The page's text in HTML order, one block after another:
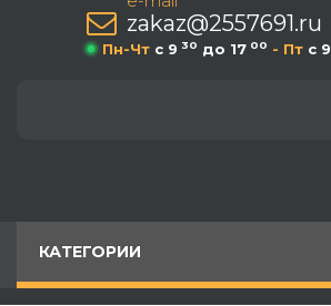
zakaz@2557691.ru
Пн-Чт c 9 30 до 17 00 - Пт c 9
КАТЕГОРИИ